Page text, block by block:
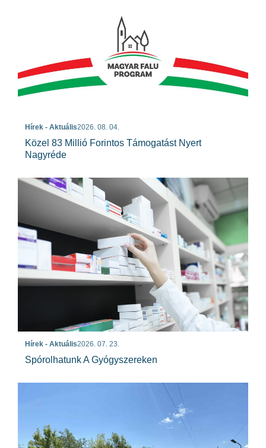
Hírek - Aktuális2026. 08. 04.
Közel 83 Millió Forintos Támogatást Nyert
Nagyréde
Hírek - Aktuális2026. 07. 23.
Spórolhatunk A Gyógyszereken